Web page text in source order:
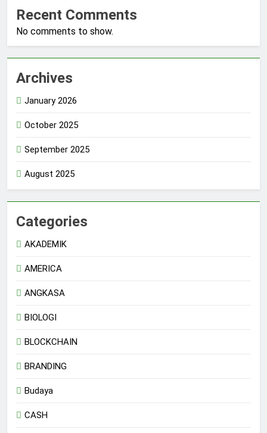
Recent Comments
No comments to show.
Archives
January 2026
October 2025
September 2025
August 2025
Categories
AKADEMIK
AMERICA
ANGKASA
BIOLOGI
BLOCKCHAIN
BRANDING
Budaya
CASH